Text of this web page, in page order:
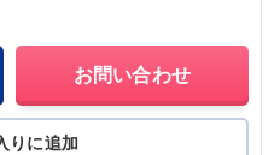
お問い合わせ
りに追加